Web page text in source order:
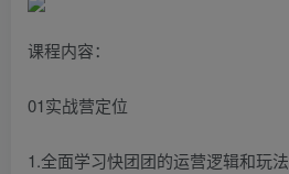
课程内容：
01实战营定位
1.全面学习快团团的运营逻辑和玩法